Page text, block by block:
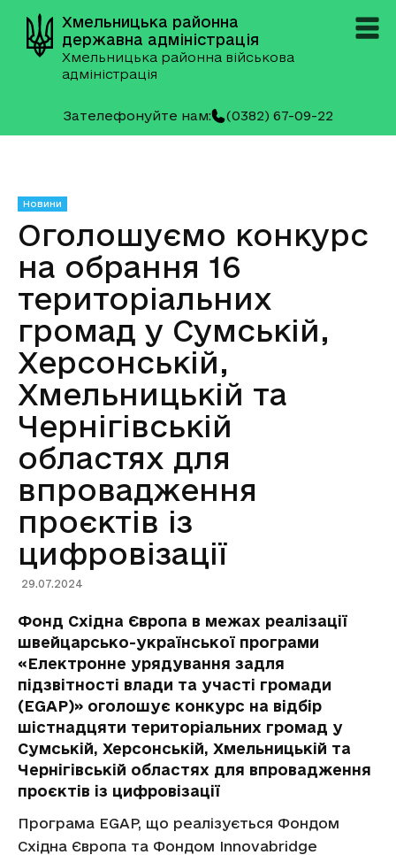
Хмельницька районна
державна адміністрація
Хмельницька районна військова
адміністрація
Зателефонуйте нам: (0382) 67-09-22
Новини
Оголошуємо конкурс
на обрання 16
територіальних
громад у Сумській,
Херсонській,
Хмельницькій та
Чернігівській
областях для
впровадження
проєктів із
цифровізації
29.07.2024
Фонд Східна Європа в межах реалізації
швейцарсько-української програми
«Електронне урядування задля
підзвітності влади та участі громади
(EGAP)» оголошує конкурс на відбір
шістнадцяти територіальних громад у
Сумській, Херсонській, Хмельницькій та
Чернігівській областях для впровадження
проєктів із цифровізації
Програма EGAP, що реалізується Фондом
Східна Європа та Фондом Innovabridge